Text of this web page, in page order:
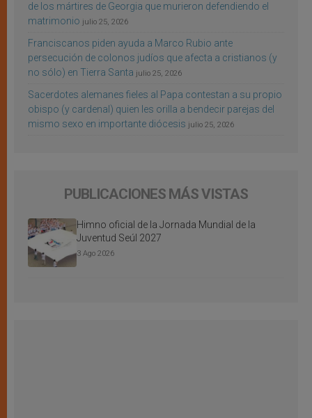
de los mártires de Georgia que murieron defendiendo el
matrimonio julio 25, 2026
Franciscanos piden ayuda a Marco Rubio ante
persecución de colonos judíos que afecta a cristianos (y
no sólo) en Tierra Santa julio 25, 2026
Sacerdotes alemanes fieles al Papa contestan a su propio
obispo (y cardenal) quien les orilla a bendecir parejas del
mismo sexo en importante diócesis julio 25, 2026
PUBLICACIONES MÁS VISTAS
Himno oficial de la Jornada Mundial de la
Juventud Seúl 2027
3 Ago 2026